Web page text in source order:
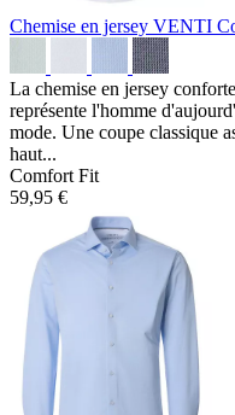
Chemise en jersey VENTI
La chemise en jersey
représente l'homme
mode. Une coupe classique
haut...
Comfort Fit
59,95 €